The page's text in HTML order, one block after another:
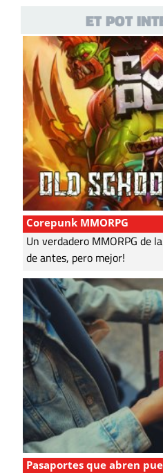
ET POT
Corepunk MMORPG
Un verdadero MMORPG de
de antes, pero mejor!
Pasaportes que abren